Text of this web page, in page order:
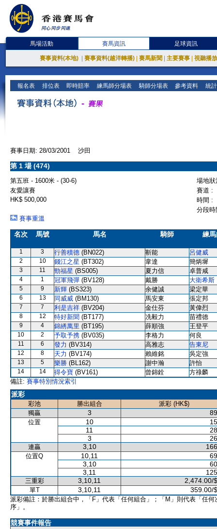
馬場活動 賽馬資訊 足球資訊
賽事資料(本地) 賽事資料(越洋轉播) 賽馬新聞 主要賽事 視聽播
報名表 排位表 即時賠率 練馬師分場表 騎師分場表 參考資料 統
賽事日期: 28/03/2001 沙田
第 1 場 (474)
第五班 - 1600米 - (30-6)
場地
友愛讓賽
賽道 :
HK$ 500,000
時間 :
分段
賽事重溫
名次 馬號 馬名 騎師 練
1 3 行善積德 (BN022) 靳能 呂健威
2 10 錢江之星 (BT302) 韋達 簡炳墀
3 11 勁福星 (BS005) 夏力信 卓普咸
4 1 冠軍飛彈 (BV128) 戴勝 大衛希斯
5 9 新輝 (BS323) 余健誠 梁定華
6 13 同威威 (BM130) 馬安東 張定邦
7 7 利是吉祥 (BV204) 金仕芬 黃偉烈
8 12 特好新聞 (BT177) 冼毅力 苗禮德
9 4 錦綉萬里 (BT195) 薛順強 王登平
10 2 予取予携 (BV035) 李格力 何良
11 6 發力 (BV314) 高雅志 告東尼
12 8 天力 (BV174) 賴維銘 吳定強
13 5 樂勝 (BL162) 謝中瀚 許怡
14 14 得令寶 (BV161) 曾錦銓
方祿麟
備註: 賽事特別情況索引
派彩
彩池 勝出組合
派彩 (HK$)
獨贏
3
位置 10
11
3
連贏 3,10
位置Q 10,11
3,10
3,11
三重彩 3,10,11 2,474.00/
單T 3,10,11 359.00/
派彩備註：於勝出組合中，「F」代表「任何組合」；「M」則代表「任何
序」。
競賽事件報告